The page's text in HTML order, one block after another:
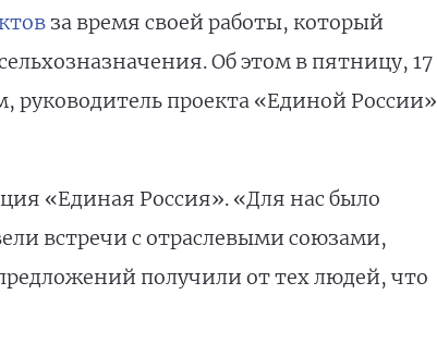
за время своей работы, который
Об этом в пятницу, 17
руководитель проекта «Единой России»
«Единая Россия». «Для нас было
встречи с отраслевыми союзами,
получили от тех людей, что